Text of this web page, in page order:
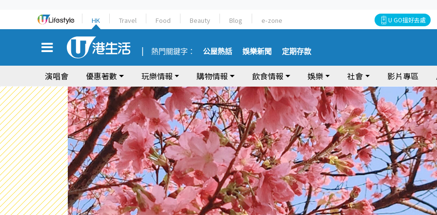
HK Travel Food Beauty Blog e-zone U GO搵好去處
熱門關鍵字： 公屋熱話 娛樂新聞 定期存款
演唱會 優惠著數 玩樂情報 購物情報 飲食情報 娛樂 社會 影片專區